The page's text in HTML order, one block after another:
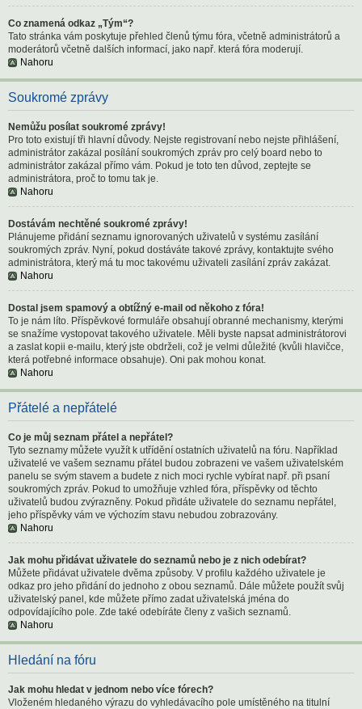
Co znamená odkaz „Tým“?
Tato stránka vám poskytuje přehled členů týmu fóra, včetně administrátorů a
moderátorů včetně dalších informací, jako např. která fóra moderují.
Nahoru
Soukromé zprávy
Nemůžu posílat soukromé zprávy!
Pro toto existují tři hlavní důvody. Nejste registrovaní nebo nejste přihlášení,
administrátor zakázal posílání soukromých zpráv pro celý board nebo to
administrátor zakázal přímo vám. Pokud je toto ten důvod, zeptejte se
administrátora, proč to tomu tak je.
Nahoru
Dostávám nechtěné soukromé zprávy!
Plánujeme přidání seznamu ignorovaných uživatelů v systému zasílání
soukromých zpráv. Nyní, pokud dostáváte takové zprávy, kontaktujte svého
administrátora, který má tu moc takovému uživateli zasílání zpráv zakázat.
Nahoru
Dostal jsem spamový a obtížný e-mail od někoho z fóra!
To je nám líto. Příspěvkové formuláře obsahují obranné mechanismy, kterými
se snažíme vystopovat takového uživatele. Měli byste napsat administrátorovi
a zaslat kopii e-mailu, který jste obdrželi, což je velmi důležité (kvůli hlavičce,
která potřebné informace obsahuje). Oni pak mohou konat.
Nahoru
Přátelé a nepřátelé
Co je můj seznam přátel a nepřátel?
Tyto seznamy můžete využít k utřídění ostatních uživatelů na fóru. Například
uživatelé ve vašem seznamu přátel budou zobrazeni ve vašem uživatelském
panelu se svým stavem a budete z nich moci rychle vybírat např. při psaní
soukromých zpráv. Pokud to umožňuje vzhled fóra, příspěvky od těchto
uživatelů budou zvýrazněny. Pokud přidáte uživatele do seznamu nepřátel,
jeho příspěvky vám ve výchozím stavu nebudou zobrazovány.
Nahoru
Jak mohu přidávat uživatele do seznamů nebo je z nich odebírat?
Můžete přidávat uživatele dvěma způsoby. V profilu každého uživatele je
odkaz pro jeho přidání do jednoho z obou seznamů. Dále můžete použít svůj
uživatelský panel, kde můžete přímo zadat uživatelská jména do
odpovídajícího pole. Zde také odebíráte členy z vašich seznamů.
Nahoru
Hledání na fóru
Jak mohu hledat v jednom nebo více fórech?
Vloženém hledaného výrazu do vyhledávacího pole umístěného na titulní